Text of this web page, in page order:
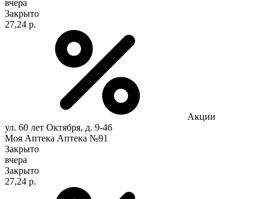
вчера
Закрыто
27,24 р.
Акции
ул. 60 лет Октября, д. 9-46
Моя Аптека Аптека №91
Закрыто
вчера
Закрыто
27,24 р.